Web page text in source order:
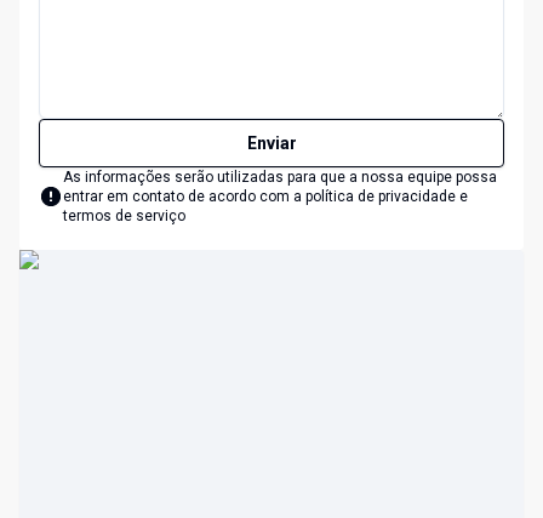
Enviar
As informações serão utilizadas para que a nossa equipe possa
entrar em contato de acordo com a política de privacidade e
termos de serviço